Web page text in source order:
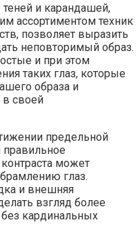
теней и карандашей,
ассортиментом техник
позволяет выразить
неповторимый образ.
и при этом
таких глаз, которые
образа и
своей
предельной
правильное
может
глаз.
и внешняя
взгляд более
кардинальных